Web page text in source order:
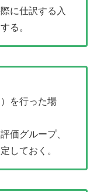
に仕訳する入
る。
を行った場
価グループ、
しておく。